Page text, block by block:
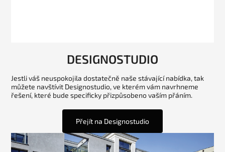
DESIGNOSTUDIO
Jestli váš neuspokojila dostatečně naše stávající nabídka, tak
můžete navštívit Designostudio, ve kterém vám navrhneme
řešení, které bude specificky přizpůsobeno vaším přáním.
Přejít na Designostudio